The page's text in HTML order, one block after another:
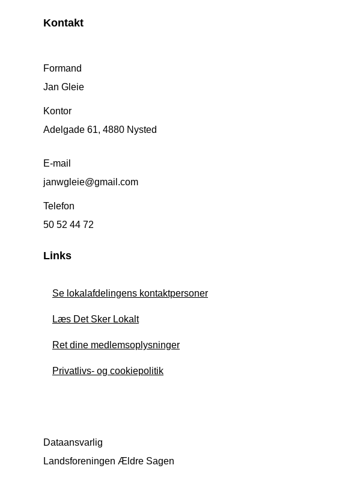
Kontakt
Formand
Jan Gleie
Kontor
Adelgade 61, 4880 Nysted
E-mail
janwgleie@gmail.com
Telefon
50 52 44 72
Links
Se lokalafdelingens kontaktpersoner
Læs Det Sker Lokalt
Ret dine medlemsoplysninger
Privatlivs- og cookiepolitik
Dataansvarlig
Landsforeningen Ældre Sagen